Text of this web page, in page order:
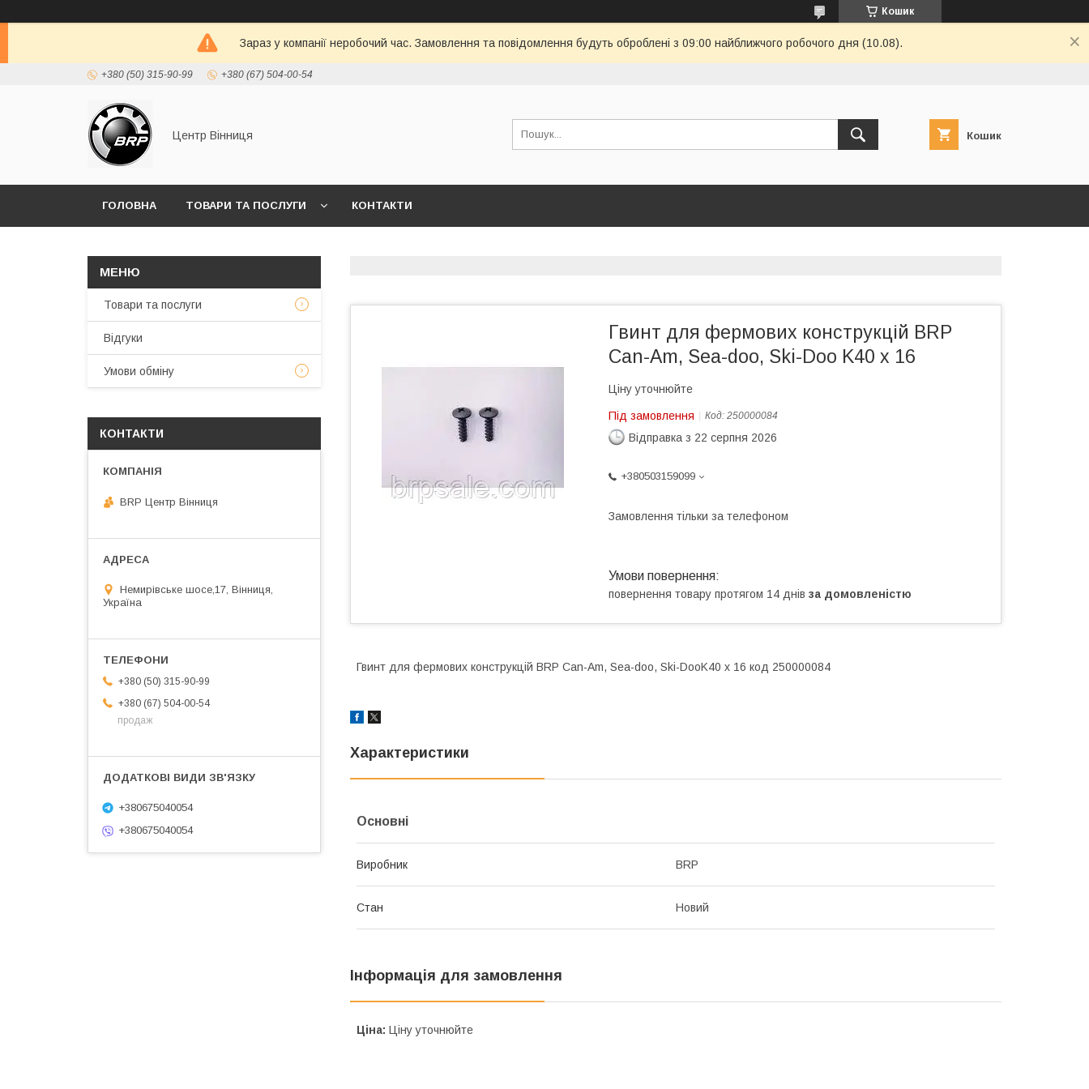
Кошик
Зараз у компанії неробочий час. Замовлення та повідомлення будуть оброблені з 09:00 найближчого робочого дня (10.08).
+380 (50) 315-90-99 +380 (67) 504-00-54
Центр Вінниця Кошик
ГОЛОВНА ТОВАРИ ТА ПОСЛУГИ КОНТАКТИ
Гвинт для фермових конструкцій BRP
Can-Am, Sea-doo, Ski-Doo K40 x 16
Ціну уточнюйте
Під замовлення Код: 250000084
Відправка з 22 серпня 2026
+380503159099
Замовлення тільки за телефоном
повернення товару протягом 14 днів за домовленістю
Гвинт для фермових конструкцій BRP Can-Am, Sea-doo, Ski-DooK40 x 16 код 250000084
Характеристики
Основні
Виробник BRP
Стан Новий
Інформація для замовлення
Ціна: Ціну уточнюйте
Товари та послуги
Відгуки
Умови обміну
КОНТАКТИ
BRP Центр Вінниця
Немирівське шосе,17, Вінниця,
Україна
+380 (50) 315-90-99
+380 (67) 504-00-54
продаж
+380675040054
+380675040054